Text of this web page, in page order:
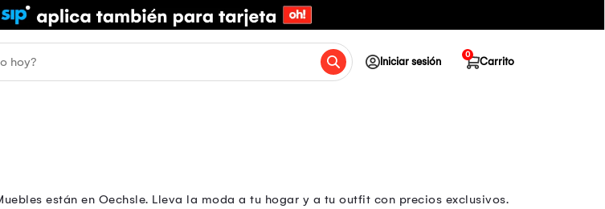
Iniciar sesión Carrito
0
están en Oechsle. Lleva la moda a tu hogar y a tu outfit con precios exclusivos.